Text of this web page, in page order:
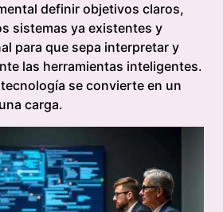
definir objetivos claros,
sistemas ya existentes y
para que sepa interpretar y
las herramientas inteligentes.
se convierte en un
carga.